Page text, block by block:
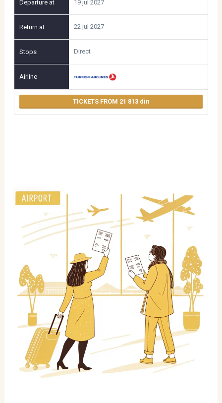
19 jul 2027
22 jul 2027
Direct
TICKETS FROM 21 813